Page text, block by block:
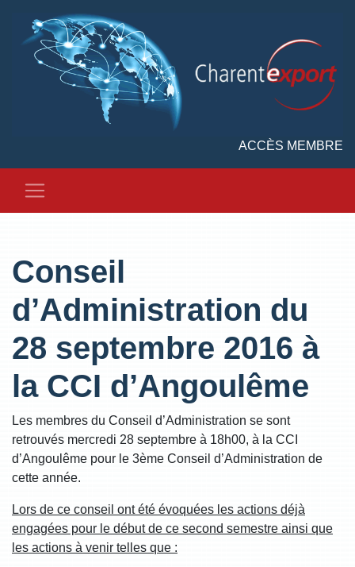
ACCÈS MEMBRE
Conseil
d’Administration du
28 septembre 2016 à
la CCI d’Angoulême
Les membres du Conseil d’Administration se sont
retrouvés mercredi 28 septembre à 18h00, à la CCI
d’Angoulême pour le 3ème Conseil d’Administration de
cette année.
Lors de ce conseil ont été évoquées les actions déjà
engagées pour le début de ce second semestre ainsi que
les actions à venir telles que :